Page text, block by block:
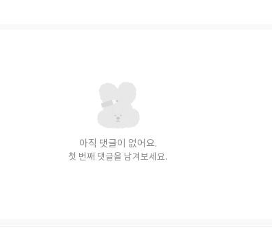
아직 댓글이 없어요.
첫 번째 댓글을 남겨보세요.